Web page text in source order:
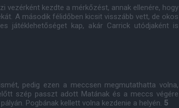
vezérként kezdte a mérkőzést, annak ellenére, hogy
A második félidőben kicsit visszább vett, de okos
játéklehetőséget kap, akár Carrick utódjaként is
pedig ezen a meccsen megmutathatta volna,
szép passzt adott Matának és a meccs végére
Pogbának kellett volna kezdenie a helyén. 5